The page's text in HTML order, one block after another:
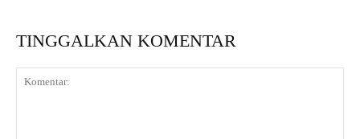
TINGGALKAN KOMENTAR